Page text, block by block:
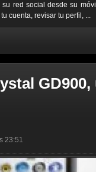
red social desde su
cuenta, revisar tu perfil, ...
23:51